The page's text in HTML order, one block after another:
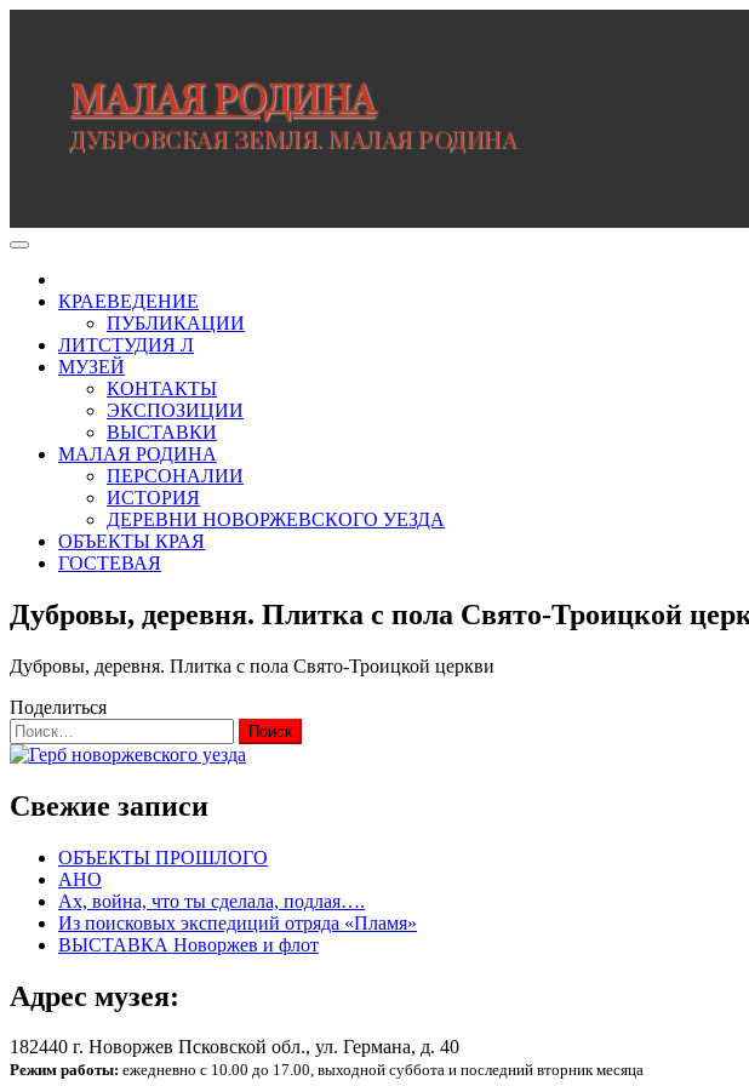
МАЛАЯ РОДИНА
ДУБРОВСКАЯ ЗЕМЛЯ. МАЛАЯ РОДИНА
КРАЕВЕДЕНИЕ
ПУБЛИКАЦИИ
ЛИТСТУДИЯ Л
МУЗЕЙ
КОНТАКТЫ
ЭКСПОЗИЦИИ
ВЫСТАВКИ
МАЛАЯ РОДИНА
ПЕРСОНАЛИИ
ИСТОРИЯ
ДЕРЕВНИ НОВОРЖЕВСКОГО УЕЗДА
ОБЪЕКТЫ КРАЯ
ГОСТЕВАЯ
Дубровы, деревня. Плитка с пола Свято-Троицкой
Дубровы, деревня. Плитка с пола Свято-Троицкой церкви
Поделиться
Найти:
Свежие записи
ОБЪЕКТЫ ПРОШЛОГО
АНО
Ах, война, что ты сделала, подлая….
Из поисковых экспедиций отряда «Пламя»
ВЫСТАВКА Новоржев и флот
Адрес музея:
182440 г. Новоржев Псковской обл., ул. Германа, д. 40
Режим работы: ежедневно с 10.00 до 17.00, выходной суббота и последний вторник месяца